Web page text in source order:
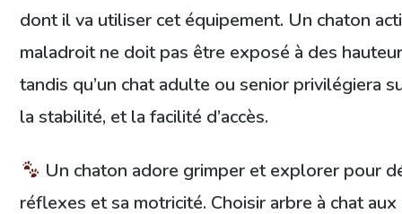
dont il va utiliser cet équipement. Un chaton
maladroit ne doit pas être exposé à des
tandis qu’un chat adulte ou senior privilégiera
la stabilité, et la facilité d’accès.
Un chaton adore grimper et explorer pour
réflexes et sa motricité. Choisir arbre à chat